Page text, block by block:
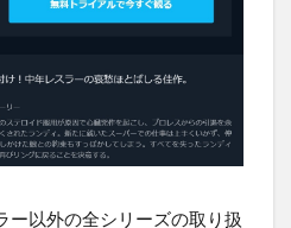
ー以外の全シリーズの取り扱